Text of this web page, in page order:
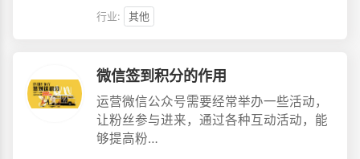
行业: 其他
微信签到积分的作用
运营微信公众号需要经常举办一些活动，
让粉丝参与进来，通过各种互动活动，能
够提高粉…